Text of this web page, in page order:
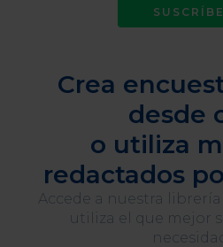
Crea
desde
o utiliza
redactados
Accede a nuestra
utiliza el que mejor